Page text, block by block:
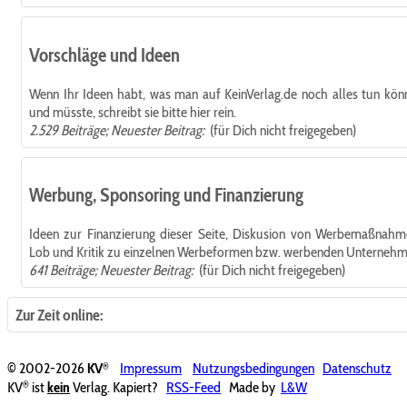
Vorschläge und Ideen
Wenn Ihr Ideen habt, was man auf KeinVerlag.de noch alles tun
und müsste, schreibt sie bitte hier rein.
2.529 Beiträge; Neuester Beitrag:(für Dich nicht freigegeben)
Werbung, Sponsoring und Finanzierung
Ideen zur Finanzierung dieser Seite, Diskusion von
Lob und Kritik zu einzelnen Werbeformen bzw. werbenden
641 Beiträge; Neuester Beitrag:(für Dich nicht freigegeben)
Zur Zeit online:
© 2002-2026KV® Impressum Nutzungsbedingungen Datenschutz
KV® istkein Verlag. Kapiert? RSS-Feed Made by L&W